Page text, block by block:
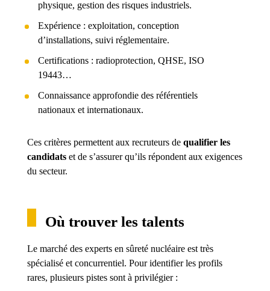
physique, gestion des risques industriels.
Expérience : exploitation, conception
d’installations, suivi réglementaire.
Certifications : radioprotection, QHSE, ISO
19443…
Connaissance approfondie des référentiels
nationaux et internationaux.
Ces critères permettent aux recruteurs de qualifier les
candidatset de s’assurer qu’ils répondent aux exigences
du secteur.
Où trouver les talents
Le marché des experts en sûreté nucléaire est très
spécialisé et concurrentiel. Pour identifier les profils
rares, plusieurs pistes sont à privilégier :